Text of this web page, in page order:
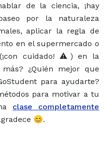
de la ciencia, ¡hay
por la naturaleza
aplicar la regla de
en el supermercado o
cuidado! ⚠️) en la
¿Quién mejor que
para ayudarte?
para motivar a tu
clase completamente
😊.